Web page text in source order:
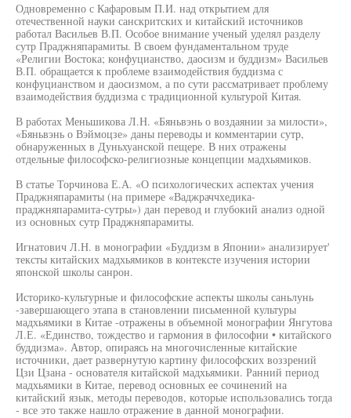
Одновременно с Кафаровым П.И. над открытием для
отечественной науки санскритских и китайский источников
работал Васильев В.П. Особое внимание ученый уделял разделу
сутр Праджняпарамиты. В своем фундаментальном труде
«Религии Востока; конфуцианство, даосизм и буддизм» Васильев
В.П. обращается к проблеме взаимодействия буддизма с
конфуцианством и даосизмом, а по сути рассматривает проблему
взаимодействия буддизма с традиционной культурой Китая.
В работах Меньшикова Л.Н. «Бяньвэнь о воздаянии за милости»,
«Бяньвэнь о Вэймоцзе» даны переводы и комментарии сутр,
обнаруженных в Дуньхуанской пещере. В них отражены
отдельные философско-религиозные концепции мадхьямиков.
В статье Торчинова Е.А. «О психологических аспектах учения
Праджняпарамиты (на примере «Ваджраччхедика-
праджняпарамита-сутры») дан перевод и глубокий анализ одной
из основных сутр Праджняпарамиты.
Игнатович Л.Н. в монографии «Буддизм в Японии» анализирует'
тексты китайских мадхьямиков в контексте изучения истории
японской школы санрон.
Историко-культурные и философские аспекты школы саньлунь
-завершающего этапа в становлении письменной культуры
мадхьямики в Китае -отражены в объемной монографии Янгутова
Л.Е. «Единство, тождество и гармония в философии • китайского
буддизма». Автор, опираясь на многочисленные китайские
источники, дает развернутую картину философских воззрений
Цзи Цзана - основателя китайской мадхьямики. Ранний период
мадхьямики в Китае, перевод основных ее сочинений на
китайский язык, методы переводов, которые использовались тогда
- все это также нашло отражение в данной монографии.